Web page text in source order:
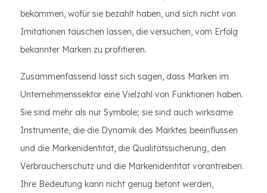
bekommen, wofür sie bezahlt haben, und sich nicht von
Imitationen täuschen lassen, die versuchen, vom Erfolg
bekannter Marken zu profitieren.
Zusammenfassend lässt sich sagen, dass Marken im
Unternehmenssektor eine Vielzahl von Funktionen haben.
Sie sind mehr als nur Symbole; sie sind auch wirksame
Instrumente, die die Dynamik des Marktes beeinflussen
und die Markenidentität, die Qualitätssicherung, den
Verbraucherschutz und die Markenidentität vorantreiben.
Ihre Bedeutung kann nicht genug betont werden,